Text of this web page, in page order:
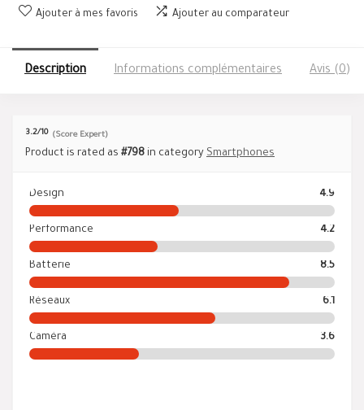
Ajouter à mes favoris Ajouter au comparateur
Description Informations complémentaires Avis (0)
3.2/10 (Score Expert)
Product is rated as #798 in category Smartphones
Design 4.9
Performance 4.2
Batterie 8.5
Réseaux 6.1
Caméra 3.6